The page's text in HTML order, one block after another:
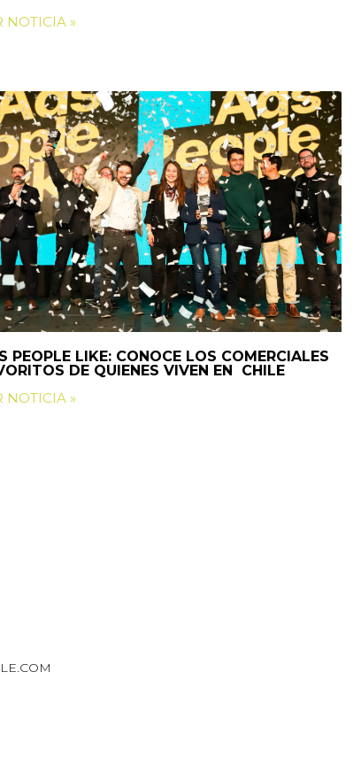
NOTICIA »
PEOPLE LIKE: CONOCE LOS COMERCIALES
DE QUIENES VIVEN EN CHILE
NOTICIA »